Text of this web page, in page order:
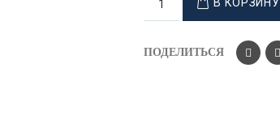
В КОРЗИНУ
ПОДЕЛИТЬСЯ